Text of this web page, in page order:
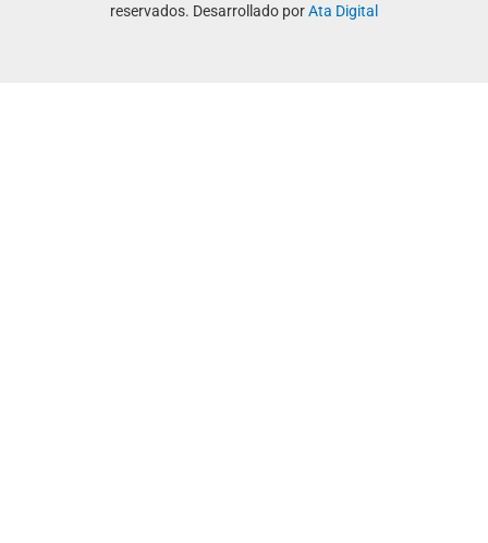
reservados. Desarrollado porAta Digital